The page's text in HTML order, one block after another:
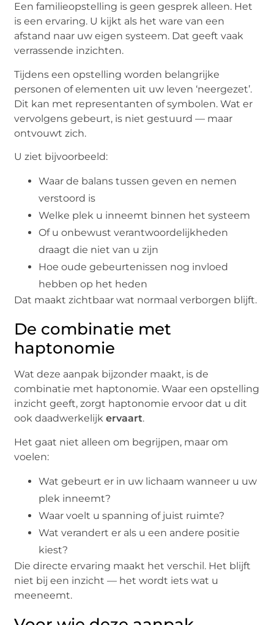
Een familieopstelling is geen gesprek alleen. Het
is een ervaring. U kijkt als het ware van een
afstand naar uw eigen systeem. Dat geeft vaak
verrassende inzichten.
Tijdens een opstelling worden belangrijke
personen of elementen uit uw leven ‘neergezet’.
Dit kan met representanten of symbolen. Wat er
vervolgens gebeurt, is niet gestuurd — maar
ontvouwt zich.
U ziet bijvoorbeeld:
Waar de balans tussen geven en nemen
verstoord is
Welke plek u inneemt binnen het systeem
Of u onbewust verantwoordelijkheden
draagt die niet van u zijn
Hoe oude gebeurtenissen nog invloed
hebben op het heden
Dat maakt zichtbaar wat normaal verborgen blijft.
De combinatie met
haptonomie
Wat deze aanpak bijzonder maakt, is de
combinatie met haptonomie. Waar een opstelling
inzicht geeft, zorgt haptonomie ervoor dat u dit
ook daadwerkelijkervaart.
Het gaat niet alleen om begrijpen, maar om
voelen:
Wat gebeurt er in uw lichaam wanneer u uw
plek inneemt?
Waar voelt u spanning of juist ruimte?
Wat verandert er als u een andere positie
kiest?
Die directe ervaring maakt het verschil. Het blijft
niet bij een inzicht — het wordt iets wat u
meeneemt.